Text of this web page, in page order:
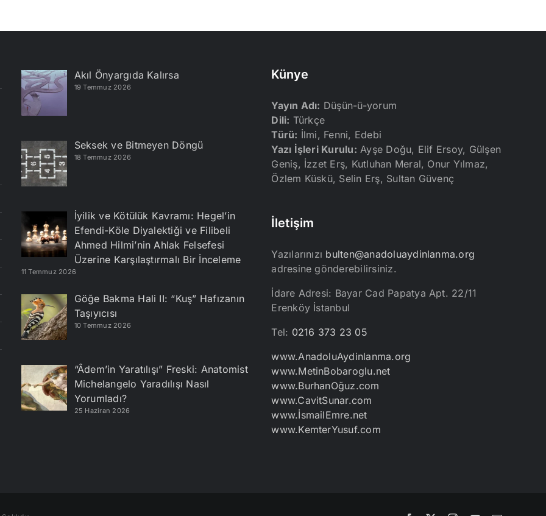
Akıl Önyargıda Kalırsa
19 Temmuz 2026
Seksek ve Bitmeyen Döngü
18 Temmuz 2026
İyilik ve Kötülük Kavramı: Hegel’in
Efendi-Köle Diyalektiği ve Filibeli
Ahmed Hilmi’nin Ahlak Felsefesi
Üzerine Karşılaştırmalı Bir İnceleme
11 Temmuz 2026
Göğe Bakma Hali II: “Kuş” Hafızanın
Taşıyıcısı
10 Temmuz 2026
“Âdem’in Yaratılışı” Freski: Anatomist
Michelangelo Yaradılışı Nasıl
Yorumladı?
25 Haziran 2026
Künye
Yayın Adı: Düşün-ü-yorum
Dili: Türkçe
Türü: İlmi, Fenni, Edebi
Yazı İşleri Kurulu: Ayşe Doğu, Elif Ersoy, Gülşen
Geniş, İzzet Erş, Kutluhan Meral, Onur Yılmaz,
Özlem Küskü, Selin Erş, Sultan Güvenç
İletişim
Yazılarınızı bulten@anadoluaydinlanma.org
adresine gönderebilirsiniz.
İdare Adresi: Bayar Cad Papatya Apt. 22/11
Erenköy İstanbul
Tel: 0216 373 23 05
www.AnadoluAydinlanma.org
www.MetinBobaroglu.net
www.BurhanOğuz.com
www.CavitSunar.com
www.İsmailEmre.net
www.KemterYusuf.com